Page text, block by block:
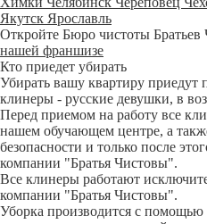
Якутск Ярославль
Откройте Бюро чистоты Братьев
нашей франшизе
Кто приедет убирать
Убирать вашу квартиру приедут
клинеры - русские девушки, в
Перед приемом на работу все
нашем обучающем центре, а
безопасности и только после
компании "Братья Чистовы".
Все клинеры работают
компании "Братья Чистовы".
Уборка производится с